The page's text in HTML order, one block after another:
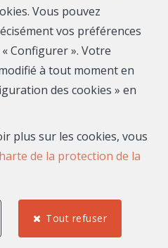
avant de vous communiquer
compléter le formulaire :
Vous pouvez
vos préférences
Configurer ». Votre
à tout moment en
des cookies » en
plus sur les cookies, vous
de la protection de la
Tout refuser
Massena